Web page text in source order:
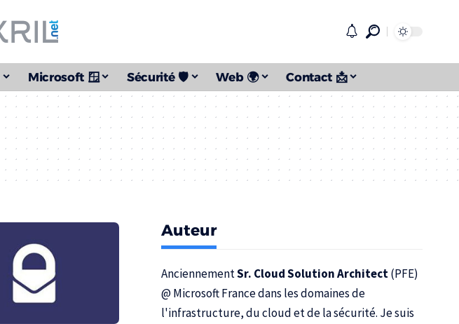
Microsoft 🪟 Sécurité 🛡️ Web 🌍 Contact 📩
Auteur
AnciennementSr. Cloud Solution Architect(PFE)
@ Microsoft Francedans les domaines de
l'infrastructure, du cloud et de la sécurité. Je suis